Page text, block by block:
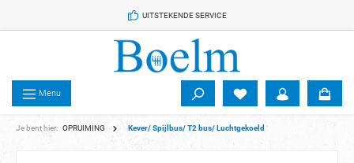
UITSTEKENDE SERVICE
Menu
Je bent hier: OPRUIMING Kever/ Spijlbus/ T2 bus/ Luchtgekoeld